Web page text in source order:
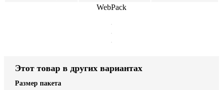
WebPack
Этот товар в других вариантах
Размер пакета